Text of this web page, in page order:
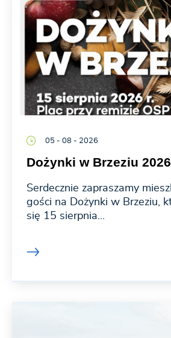
05 - 08 - 2026
Dożynki w Brzeziu 2026
Serdecznie zapraszamy
gości na Dożynki w Brzeziu,
się 15 sierpnia...